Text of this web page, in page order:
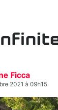
Ficca
2021 à 09h15